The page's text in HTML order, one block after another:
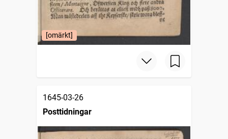
[omärkt]
1645-03-26
Posttidningar